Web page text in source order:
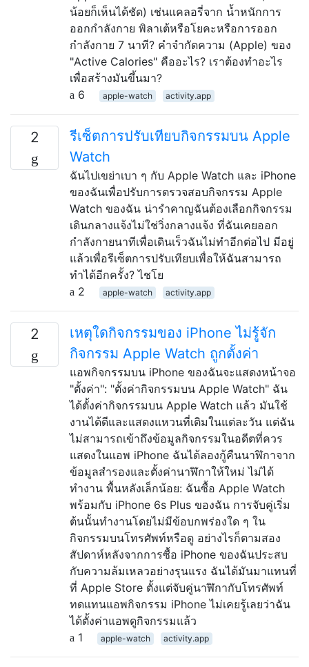
น้อยก็เห็นได้ชัด) เช่นแคลอรี่จาก น้ำหนักการ
ออกกำลังกาย พิลาเต้หรือโยคะหรือการออก
กำลังกาย 7 นาที? คำจำกัดความ (Apple) ของ
"Active Calories" คืออะไร? เราต้องทำอะไร
เพื่อสร้างมันขึ้นมา?
6
apple-watch activity.app
2
รีเซ็ตการปรับเทียบกิจกรรมบน Apple
Watch
ฉันไปเขย่าเบา ๆ กับ Apple Watch และ iPhone
ของฉันเพื่อปรับการตรวจสอบกิจกรรม Apple
Watch ของฉัน น่ารำคาญฉันต้องเลือกกิจกรรม
เดินกลางแจ้งไม่ใช่วิ่งกลางแจ้ง ที่ฉันเคยออก
กำลังกายนาทีเพื่อเดินเร็วฉันไม่ทำอีกต่อไป มีอยู่
แล้วเพื่อรีเซ็ตการปรับเทียบเพื่อให้ฉันสามารถ
ทำได้อีกครั้ง? ไชโย
2
apple-watch activity.app
2
เหตุใดกิจกรรมของ iPhone ไม่รู้จัก
กิจกรรม Apple Watch ถูกตั้งค่า
แอพกิจกรรมบน iPhone ของฉันจะแสดงหน้าจอ
"ตั้งค่า": "ตั้งค่ากิจกรรมบน Apple Watch" ฉัน
ได้ตั้งค่ากิจกรรมบน Apple Watch แล้ว มันใช้
งานได้ดีและแสดงแหวนที่เติมในแต่ละวัน แต่ฉัน
ไม่สามารถเข้าถึงข้อมูลกิจกรรมในอดีตที่ควร
แสดงในแอพ iPhone ฉันได้ลองกู้คืนนาฬิกาจาก
ข้อมูลสำรองและตั้งค่านาฬิกาให้ใหม่ ไม่ได้
ทำงาน พื้นหลังเล็กน้อย: ฉันซื้อ Apple Watch
พร้อมกับ iPhone 6s Plus ของฉัน การจับคู่เริ่ม
ต้นนั้นทำงานโดยไม่มีข้อบกพร่องใด ๆ ใน
กิจกรรมบนโทรศัพท์หรือดู อย่างไรก็ตามสอง
สัปดาห์หลังจากการซื้อ iPhone ของฉันประสบ
กับความล้มเหลวอย่างรุนแรง ฉันได้มันมาแทนที่
ที่ Apple Store ตั้งแต่จับคู่นาฬิกากับโทรศัพท์
ทดแทนแอพกิจกรรม iPhone ไม่เคยรู้เลยว่าฉัน
ได้ตั้งค่าแอพดูกิจกรรมแล้ว
1
apple-watch activity.app